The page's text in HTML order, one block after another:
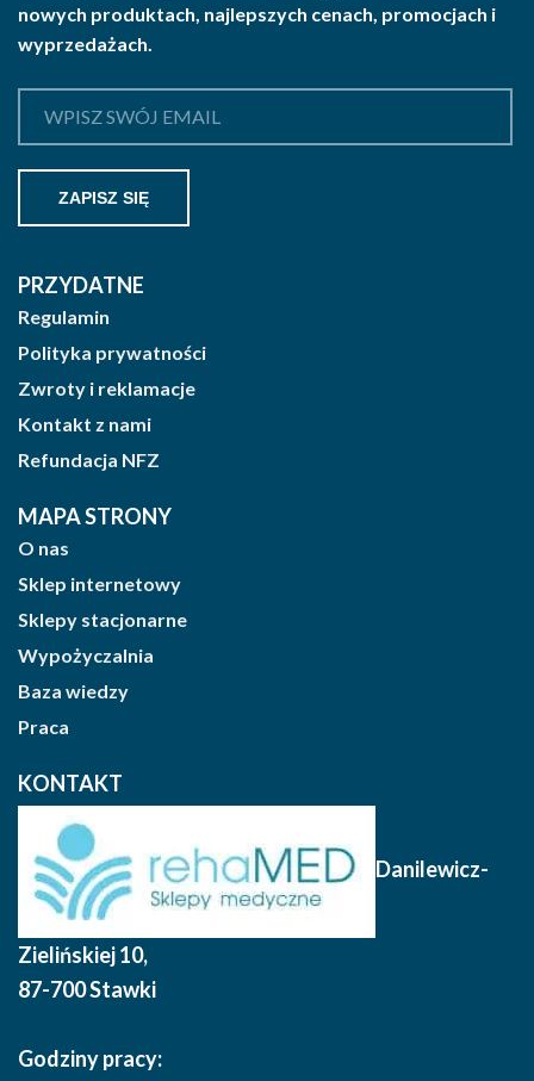
nowych produktach, najlepszych cenach, promocjach i
wyprzedażach.
PRZYDATNE
Regulamin
Polityka prywatności
Zwroty i reklamacje
Kontakt z nami
Refundacja NFZ
MAPA STRONY
O nas
Sklep internetowy
Sklepy stacjonarne
Wypożyczalnia
Baza wiedzy
Praca
KONTAKT
Danilewicz-
Zielińskiej 10,
87-700 Stawki
Godziny pracy: